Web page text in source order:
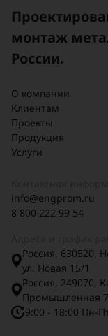
монтаж
России.
О компании
Клиентам
Проекты
Продукция
Услуги
info@engprom.ru
8 800 222 99 54
Россия, 630520,
ул. Новая 15/1
Россия, 249070,
Промышленная 7
9:00 - 18:00 Пн-Пт